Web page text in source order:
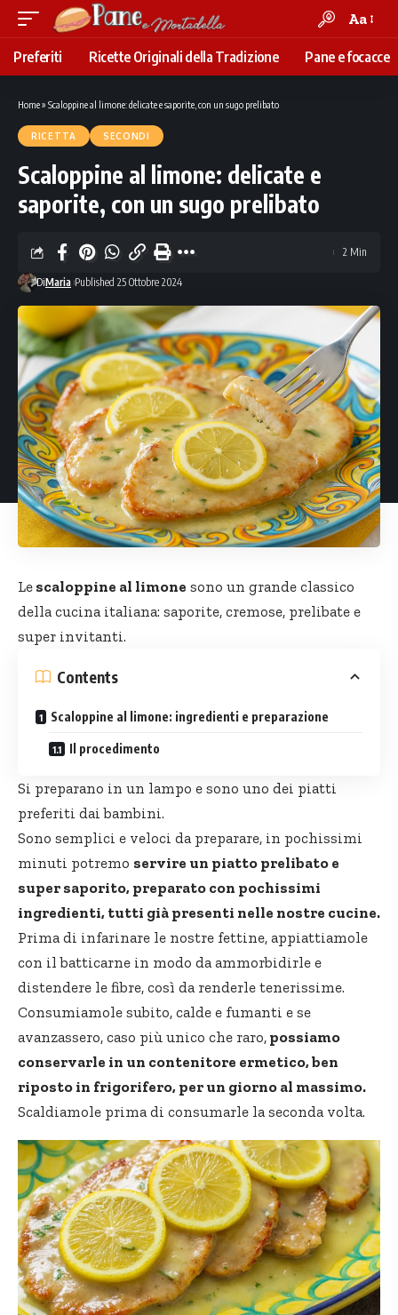
Font
Resizer
Aa
Preferiti Ricette Originali della Tradizione Pane e focacce
Home» Scaloppine al limone: delicate e saporite, con un sugo prelibato
RICETTA SECONDI
Scaloppine al limone: delicate e
saporite, con un sugo prelibato
DiMaria Published 25 Ottobre 2024
2 Min
Le scaloppine al limone sono un grande classico
della cucina italiana: saporite, cremose, prelibate e
super invitanti.
Contents
Scaloppine al limone: ingredienti e preparazione
Il procedimento
Si preparano in un lampo e sono uno dei piatti
preferiti dai bambini.
Sono semplici e veloci da preparare, in pochissimi
minuti potremo servire un piatto prelibato e
super saporito, preparato con pochissimi
ingredienti, tutti già presenti nelle nostre cucine.
Prima di infarinare le nostre fettine, appiattiamole
con il batticarne in modo da ammorbidirle e
distendere le fibre, così da renderle tenerissime.
Consumiamole subito, calde e fumanti e se
avanzassero, caso più unico che raro, possiamo
conservarle in un contenitore ermetico, ben
riposto in frigorifero, per un giorno al massimo.
Scaldiamole prima di consumarle la seconda volta.